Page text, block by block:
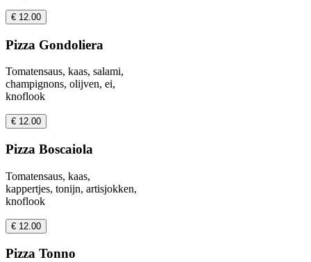
€ 12.00
Pizza Gondoliera
Tomatensaus, kaas, salami,
champignons, olijven, ei,
knoflook
€ 12.00
Pizza Boscaiola
Tomatensaus, kaas,
kappertjes, tonijn, artisjokken,
knoflook
€ 12.00
Pizza Tonno